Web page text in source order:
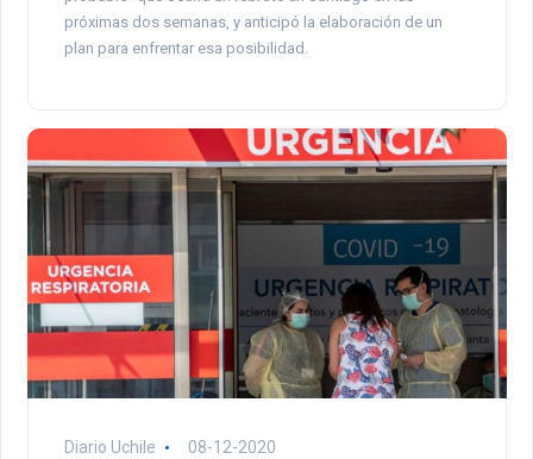
próximas dos semanas, y anticipó la elaboración de un
plan para enfrentar esa posibilidad.
Diario Uchile 08-12-2020